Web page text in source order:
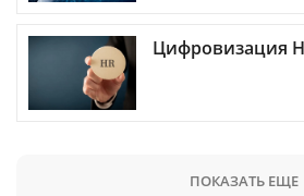
Цифровизация
ПОКАЗАТЬ ЕЩЕ